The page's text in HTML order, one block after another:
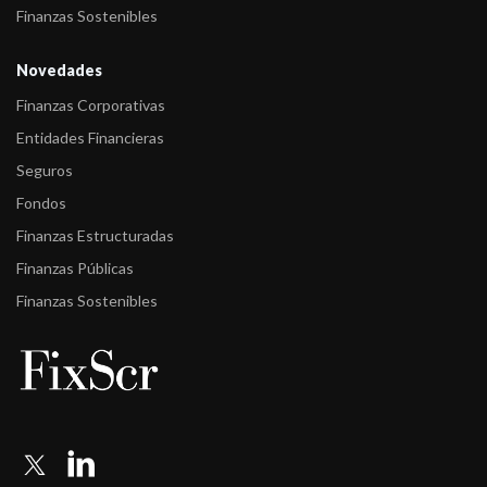
Finanzas Sostenibles
Novedades
Finanzas Corporativas
Entidades Financieras
Seguros
Fondos
Finanzas Estructuradas
Finanzas Públicas
Finanzas Sostenibles